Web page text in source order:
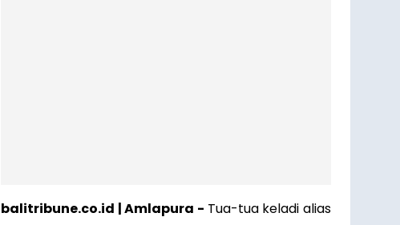
balitribune.co.id | Amlapura - Tua-tua keladi alias